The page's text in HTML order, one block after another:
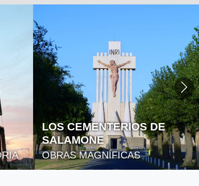
RESERVA LOS ROBLES: UN
REFUGIO NATURAL A
ORILLAS DEL LAGO SAN
FRANCISCO
BOSQUES NATIVOS Y PASEOS
AL AIRE LIBRE